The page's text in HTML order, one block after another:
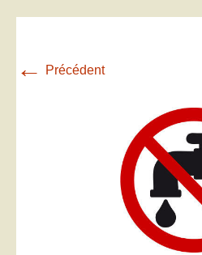
← Précédent